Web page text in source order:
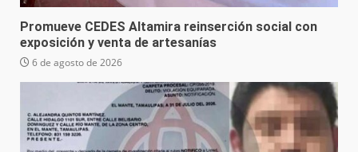
Promueve CEDES Altamira reinserción social con
exposición y venta de artesanías
6 de agosto de 2026